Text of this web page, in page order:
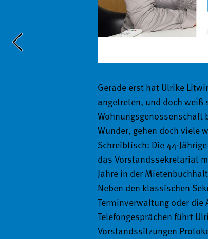
mit Ihnen teilen.
Wir haben „Sie“ befragt.
eine belastbare
unter unseren Mitgliedern
Daten des Instituts
nicht nur aussagekräftig
Relation zu anderen
gesetzt werden. Und nun?
Zusammenfassung der
Gerade erst hat Ulrike
angetreten, und doch weiß
Wohnungsgenossenschaft
Wunder, gehen doch viele
Schreibtisch: Die 44-
das Vorstandssekretariat
Jahre in der
Neben den klassischen
Terminverwaltung oder die
Telefongesprächen führt
Vorstandssitzungen